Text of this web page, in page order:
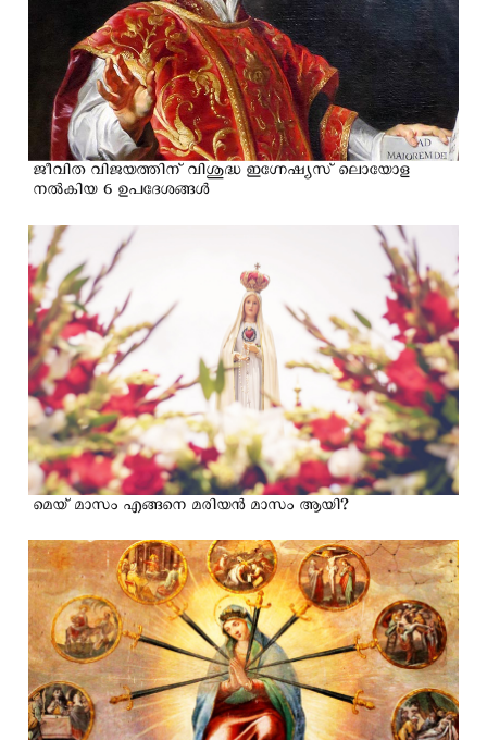
ജീവിത വിജയത്തിന് വിശുദ്ധ ഇഗ്നേഷ്യസ് ലൊയോള
നൽകിയ 6 ഉപദേശങ്ങൾ
മെയ് മാസം എങ്ങനെ മരിയൻ മാസം ആയി?